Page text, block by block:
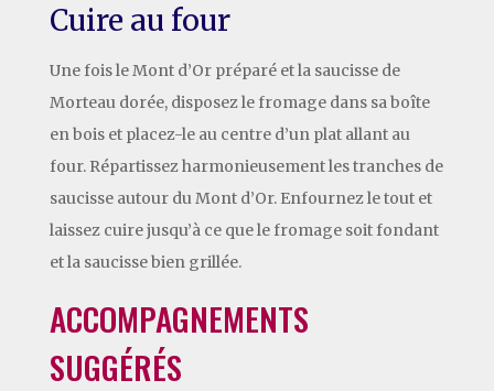
Cuire au four
Une fois le Mont d’Or préparé et la saucisse de
Morteau dorée, disposez le fromage dans sa boîte
en bois et placez-le au centre d’un plat allant au
four. Répartissez harmonieusement les tranches de
saucisse autour du Mont d’Or. Enfournez le tout et
laissez cuire jusqu’à ce que le fromage soit fondant
et la saucisse bien grillée.
ACCOMPAGNEMENTS
SUGGÉRÉS